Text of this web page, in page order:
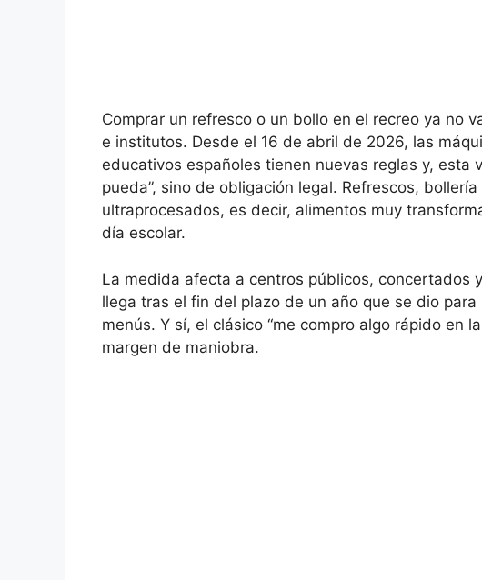
Comprar un refresco o un bollo en el recreo ya no
e institutos. Desde el 16 de abril de 2026, las
educativos españoles tienen nuevas reglas y, esta
pueda”, sino de obligación legal. Refrescos,
ultraprocesados, es decir, alimentos muy
día escolar.
La medida afecta a centros públicos, concertados
llega tras el fin del plazo de un año que se dio
menús. Y sí, el clásico “me compro algo rápido en
margen de maniobra.